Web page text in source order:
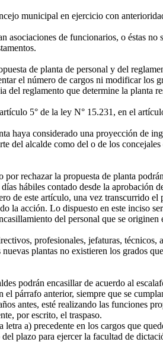
municipal en ejercicio con
de funcionarios, o éstas no
de planta de personal y del
el número de cargos ni modificar los
reglamento que determine la planta
5° de la ley N° 15.231, en el
haya considerado una proyección de
del alcalde como del o de los
rechazar la propuesta de planta
hábiles contado desde la
de este artículo, una vez transcurrido
la acción. Lo dispuesto en este inciso
del personal que se
profesionales, jefaturas,
plantas no existieren los grados
podrán encasillar de acuerdo al
párrafo anterior, siempre que se
antes, esté realizando las funciones
por escrito, el traspaso.
a) precedente en los cargos que
plazo para ejercer la facultad de